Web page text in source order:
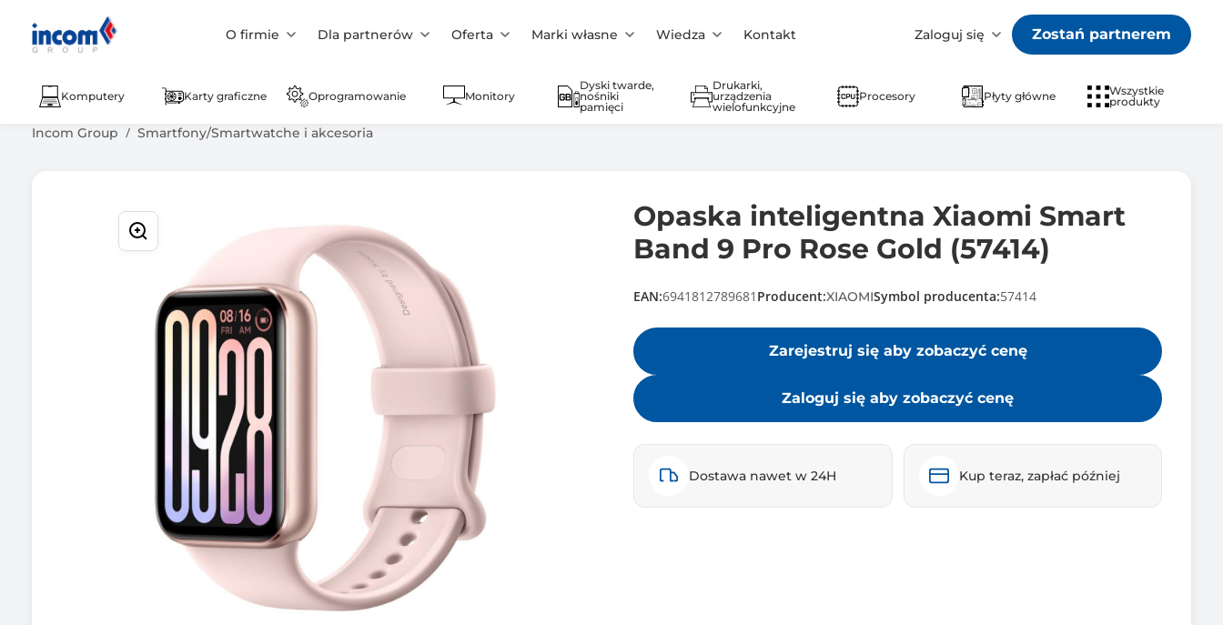
O firmie Dla partnerów Oferta Marki własne Wiedza Kontakt Zaloguj się Zostań partnerem
Komputery Karty graficzne Oprogramowanie Monitory
Dyski twarde,
nośniki
pamięci
Drukarki,
urządzenia
wielofunkcyjne
Procesory Płyty główne
Wszystkie
produkty
Incom Group Smartfony/Smartwatche i akcesoria
Opaska inteligentna Xiaomi Smart
Band 9 Pro Rose Gold (57414)
EAN:6941812789681 Producent:XIAOMISymbol producenta:57414
Zarejestruj się aby zobaczyć cenę
Zaloguj się aby zobaczyć cenę
Dostawa nawet w 24H Kup teraz, zapłać później